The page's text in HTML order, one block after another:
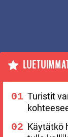
Turistit
Käytätkö